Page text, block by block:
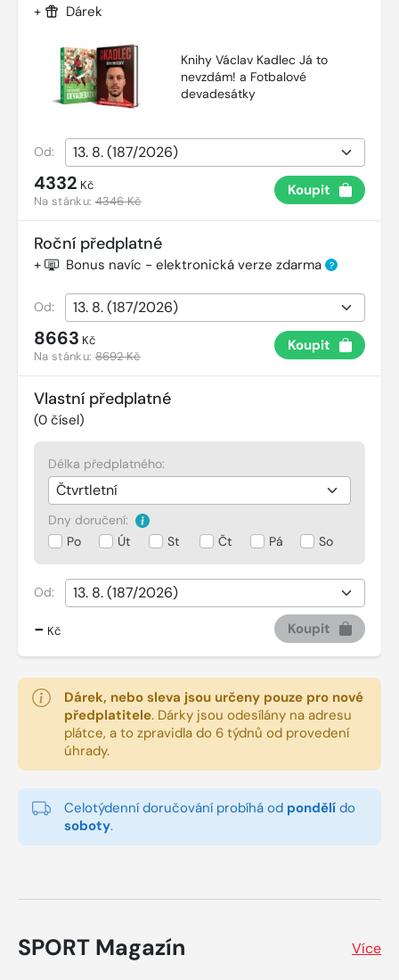
+ Dárek
Knihy Václav Kadlec Já to
nevzdám! a Fotbalové
devadesátky
Od:
4332 Kč
Na stánku:4346 Kč
Koupit
Roční předplatné
+ Bonus navíc - elektronická verze zdarma ?
Od:
8663 Kč
Na stánku:8692 Kč
Koupit
Vlastní předplatné
(0 čísel)
Délka předplatného:
Dny doručení:
Po
Út St Čt Pá So
Od:
- Kč Koupit
Dárek, nebo sleva jsou určeny pouze pro nové
předplatitele. Dárky jsou odesílány na adresu
plátce, a to zpravidla do 6 týdnů od provedení
úhrady.
Celotýdenní doručování probíhá od pondělí do
soboty.
SPORT Magazín Více